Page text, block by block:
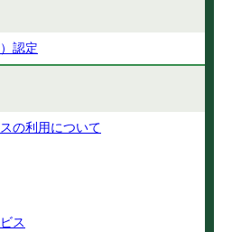
認定
の利用について
ス